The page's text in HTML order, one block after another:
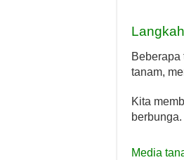
tanam,
Kita
Media